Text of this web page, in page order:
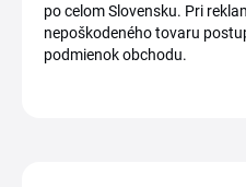
po celom Slovensku. Pri
nepoškodeného tovaru
podmienok obchodu.